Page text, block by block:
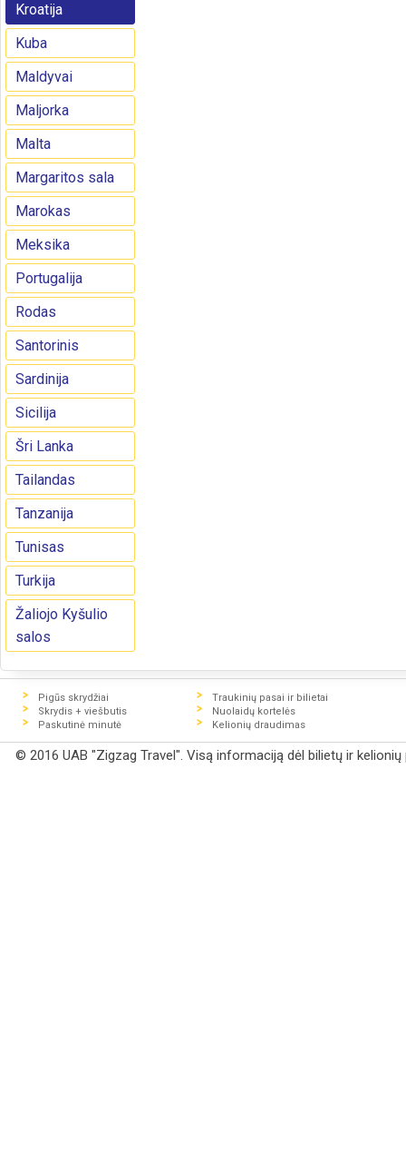
Kroatija
Kuba
Maldyvai
Maljorka
Malta
Margaritos sala
Marokas
Meksika
Portugalija
Rodas
Santorinis
Sardinija
Sicilija
Šri Lanka
Tailandas
Tanzanija
Tunisas
Turkija
Žaliojo Kyšulio
salos
Pigūs skrydžiai
Skrydis + viešbutis
Paskutinė minutė
Traukinių pasai ir bilietai
Nuolaidų kortelės
Kelionių draudimas
© 2016 UAB "Zigzag Travel". Visą informaciją dėl bilietų ir